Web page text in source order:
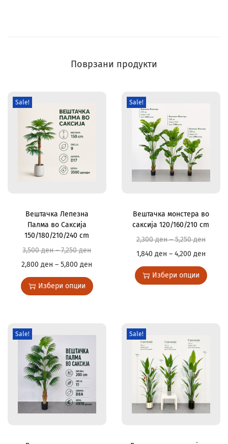
Поврзани продукти
Sale!
Вештачка Лепезна
Палма во Саксија
150/180/210/240 cm
3,500ден–7,250ден
2,800ден –5,800ден
Избери опции
Sale!
Вештачка монстера во
саксија 120/160/210 cm
2,300ден–5,250ден
1,840 ден – 4,200 ден
Избери опции
Sale! Sale!